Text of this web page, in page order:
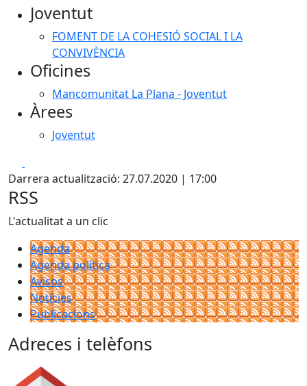
Joventut
FOMENT DE LA COHESIÓ SOCIAL I LA
CONVIVÈNCIA
Oficines
Mancomunitat La Plana - Joventut
Àrees
Joventut
Darrera actualització: 27.07.2020 | 17:00
RSS
L'actualitat a un clic
Agenda
Agenda política
Avisos
Notícies
Publicacions
Adreces i telèfons